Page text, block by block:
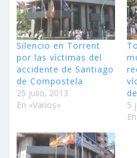
Silencio en Torrent
por las víctimas del
accidente de Santiago
de Compostela
25 julio, 2013
En «Varios»
5